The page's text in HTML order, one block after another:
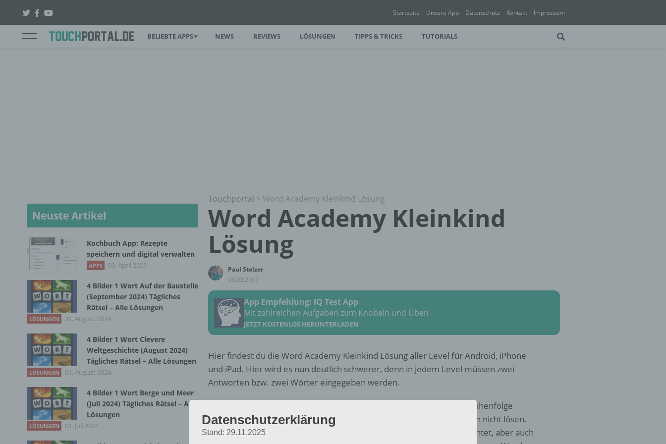
Startseite Unsere App Datenschutz Kontakt Impressum
BELIEBTE APPS NEWS REVIEWS LÖSUNGEN TIPPS & TRICKS TUTORIALS
Touchportal > Word Academy Kleinkind Lösung
Word Academy Kleinkind
Lösung
Paul Stelzer
06.03.2017
App Empfehlung: IQ Test App
Mit zahlreichen Aufgaben zum Knobeln und Üben
JETZT KOSTENLOS HERUNTERLADEN
Hier findest du die Word Academy Kleinkind Lösung aller Level für Android, iPhone
und iPad. Hier wird es nun deutlich schwerer, denn in jedem Level müssen zwei
Antworten bzw. zwei Wörter eingegeben werden.
Zur Eingabe der Lösung in Word Academy musst du dabei auch die Reihenfolge
einhalten, denn ansonsten lässt sich das zweite Wort unter Umständen nicht lösen.
Daher haben wir bei unserer Lösung auf die richtige Reihenfolge geachtet, aber auch
Neuste Artikel
Kochbuch App: Rezepte
speichern und digital verwalten
APPS 03. April 2025
4 Bilder 1 Wort Auf der Baustelle
(September 2024) Tägliches
Rätsel – Alle Lösungen
LÖSUNGEN 31. August 2024
4 Bilder 1 Wort Clevere
Weltgeschichte (August 2024)
Tägliches Rätsel – Alle Lösungen
LÖSUNGEN 01. August 2024
4 Bilder 1 Wort Berge und Meer
(Juli 2024) Tägliches Rätsel – Alle
Lösungen
LÖSUNGEN 01. Juli 2024 Datenschutzerklärung
Stand: 29.11.2025